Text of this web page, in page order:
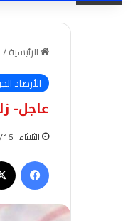
الرئيسية/
الأرصاد
عاجل-
الثلاثاء : 2026/6/16